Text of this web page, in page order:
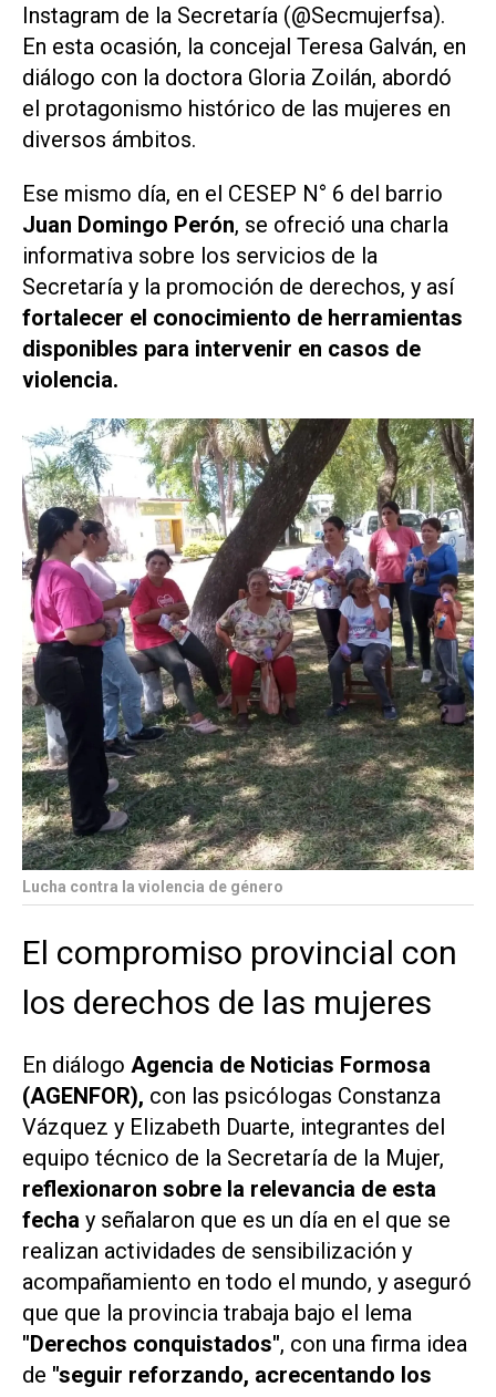
Instagram de la Secretaría (@Secmujerfsa).
En esta ocasión, la concejal Teresa Galván, en
diálogo con la doctora Gloria Zoilán, abordó
el protagonismo histórico de las mujeres en
diversos ámbitos.
Ese mismo día, en el CESEP N° 6 del barrio
Juan Domingo Perón, se ofreció una charla
informativa sobre los servicios de la
Secretaría y la promoción de derechos, y así
fortalecer el conocimiento de herramientas
disponibles para intervenir en casos de
violencia.
Lucha contra la violencia de género
El compromiso provincial con
los derechos de las mujeres
En diálogo Agencia de Noticias Formosa
(AGENFOR), con las psicólogas Constanza
Vázquez y Elizabeth Duarte, integrantes del
equipo técnico de la Secretaría de la Mujer,
reflexionaron sobre la relevancia de esta
fecha y señalaron que es un día en el que se
realizan actividades de sensibilización y
acompañamiento en todo el mundo, y aseguró
que que la provincia trabaja bajo el lema
"Derechos conquistados", con una firma idea
de "seguir reforzando, acrecentando los